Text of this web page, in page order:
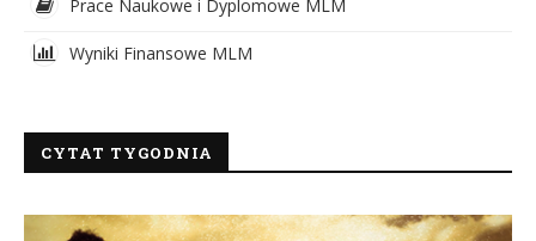
Prace Naukowe i Dyplomowe MLM
Wyniki Finansowe MLM
CYTAT TYGODNIA